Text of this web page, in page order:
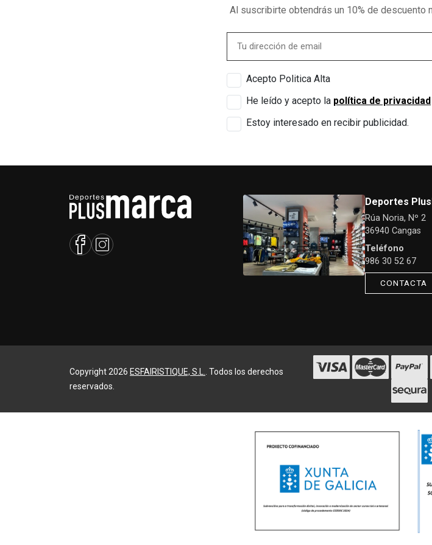
Al suscribirte obtendrás un 10% de descuento
Acepto Politica Alta
He leído y acepto la política de privacidad
Estoy interesado en recibir publicidad.
Deportes
Rúa Noria, Nº 2
36940 Cangas
Teléfono
986 30 52 67
CONTACTA
Copyright 2026 ESFAIRISTIQUE, S.L.
. Todos los derechos
reservados.